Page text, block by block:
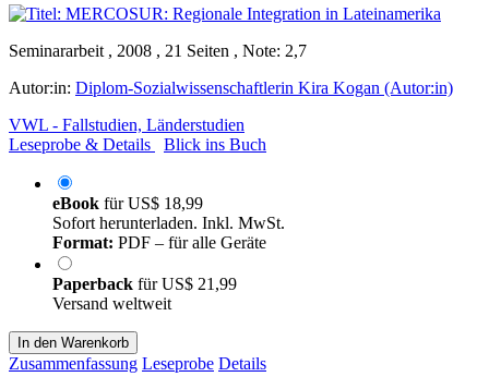
Seminararbeit , 2008 , 21 Seiten , Note: 2,7
Autor:in: Diplom-Sozialwissenschaftlerin Kira Kogan (Autor:in)
VWL - Fallstudien, Länderstudien
Leseprobe & Details
Blick ins Buch
eBook fürUS$ 18,99
Sofort herunterladen. Inkl. MwSt.
Format: PDF – für alle Geräte
Paperback fürUS$ 21,99
Versand weltweit
In den Warenkorb
Zusammenfassung Leseprobe Details